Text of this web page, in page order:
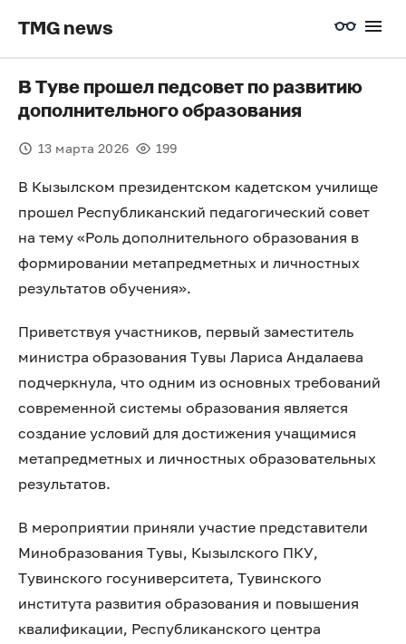
TMG news
В Туве прошел педсовет по развитию
дополнительного образования
13 марта 2026 199
В Кызылском президентском кадетском училище
прошел Республиканский педагогический совет
на тему «Роль дополнительного образования в
формировании метапредметных и личностных
результатов обучения».
Приветствуя участников, первый заместитель
министра образования Тувы Лариса Андалаева
подчеркнула, что одним из основных требований
современной системы образования является
создание условий для достижения учащимися
метапредметных и личностных образовательных
результатов.
В мероприятии приняли участие представители
Минобразования Тувы, Кызылского ПКУ,
Тувинского госуниверситета, Тувинского
института развития образования и повышения
квалификации, Республиканского центра